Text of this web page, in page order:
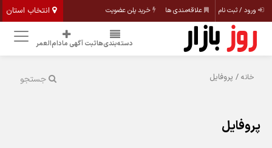
انتخاب استان ورود / ثبت نام علاقه‌مندی ها خرید پلن عضویت
دسته‌بندی‌هاثبت آگهی مادام‌العمر
جستجو خانه / پروفایل
پروفایل